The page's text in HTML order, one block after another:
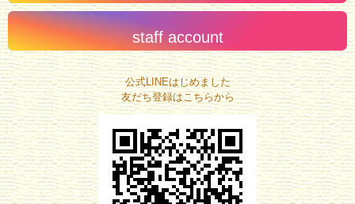
staff account
公式LINEはじめました
友だち登録はこちらから